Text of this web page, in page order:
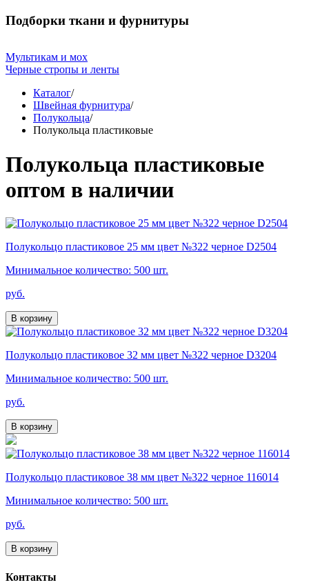
Подборки ткани и фурнитуры
Мультикам и мох
Черные стропы и ленты
Каталог/
Швейная фурнитура/
Полукольца/
Полукольца пластиковые
Полукольца пластиковые
оптом в наличии
Полукольцо пластиковое 25 мм цвет №322 черное D2504
Минимальное количество: 500 шт.
руб.
В корзину
Полукольцо пластиковое 32 мм цвет №322 черное D3204
Минимальное количество: 500 шт.
руб.
В корзину
Полукольцо пластиковое 38 мм цвет №322 черное 116014
Минимальное количество: 500 шт.
руб.
В корзину
Контакты